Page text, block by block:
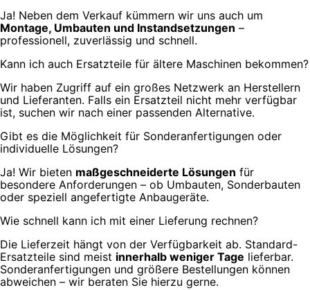
Ja! Neben dem Verkauf kümmern wir uns auch um
Montage, Umbauten und Instandsetzungen –
professionell, zuverlässig und schnell.
Kann ich auch Ersatzteile für ältere Maschinen bekommen?
Wir haben Zugriff auf ein großes Netzwerk an Herstellern
und Lieferanten. Falls ein Ersatzteil nicht mehr verfügbar
ist, suchen wir nach einer passenden Alternative.
Gibt es die Möglichkeit für Sonderanfertigungen oder
individuelle Lösungen?
Ja! Wir bieten maßgeschneiderte Lösungen für
besondere Anforderungen – ob Umbauten, Sonderbauten
oder speziell angefertigte Anbaugeräte.
Wie schnell kann ich mit einer Lieferung rechnen?
Die Lieferzeit hängt von der Verfügbarkeit ab. Standard-
Ersatzteile sind meist innerhalb weniger Tage lieferbar.
Sonderanfertigungen und größere Bestellungen können
abweichen – wir beraten Sie hierzu gerne.